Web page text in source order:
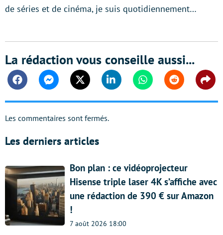
de séries et de cinéma, je suis quotidiennement…
La rédaction vous conseille aussi...
FacebookMessengerTwitter Linkedin WhatsappReddit
Les commentaires sont fermés.
Les derniers articles
Bon plan : ce vidéoprojecteur
Hisense triple laser 4K s’affiche avec
une rédaction de 390 € sur Amazon
!
7 août 2026 18:00